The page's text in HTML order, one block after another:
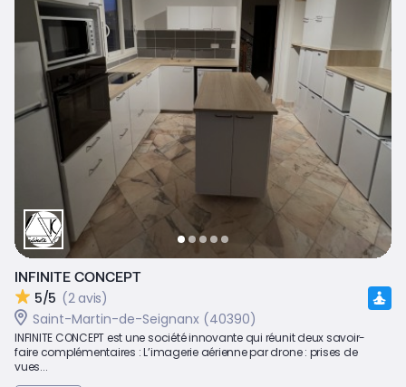
INFINITE CONCEPT
5/5 (2 avis)
Saint-Martin-de-Seignanx (40390)
INFINITE CONCEPT est une société innovante qui réunit deux savoir-
faire complémentaires : L’imagerie aérienne par drone : prises de
vues...